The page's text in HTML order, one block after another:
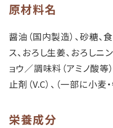
原材料名
醤油（国内製造）、砂糖、
ス、おろし生姜、おろしニ
ョウ／調味料（アミノ酸等
止剤（V.C）、（一部に小麦
栄養成分